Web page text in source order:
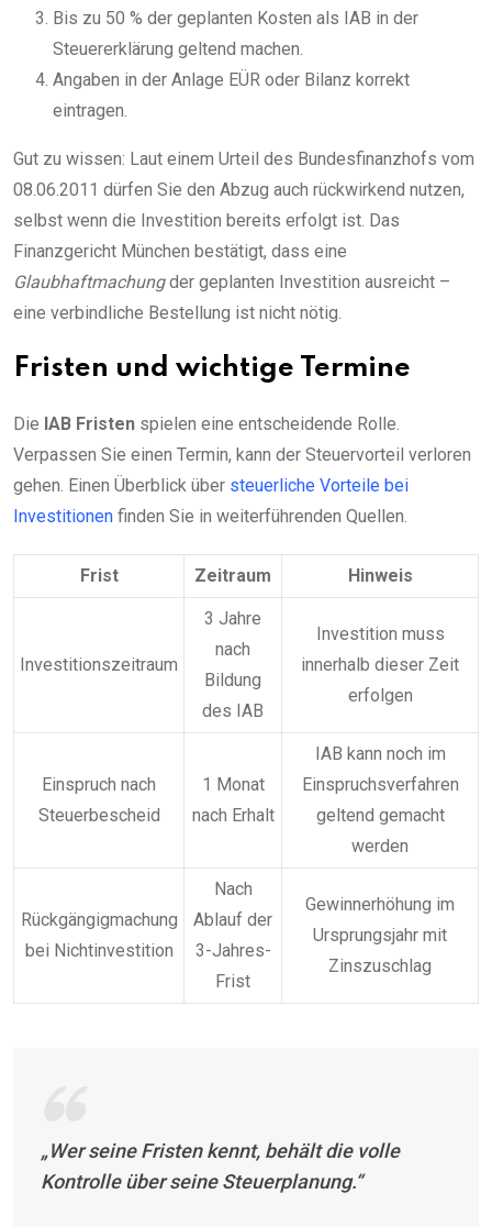
Bis zu 50 % der geplanten Kosten als IAB in der
Steuererklärung geltend machen.
Angaben in der Anlage EÜR oder Bilanz korrekt
eintragen.
Gut zu wissen: Laut einem Urteil des Bundesfinanzhofs vom
08.06.2011 dürfen Sie den Abzug auch rückwirkend nutzen,
selbst wenn die Investition bereits erfolgt ist. Das
Finanzgericht München bestätigt, dass eine
Glaubhaftmachungder geplanten Investition ausreicht –
eine verbindliche Bestellung ist nicht nötig.
Fristen und wichtige Termine
Die IAB Fristen spielen eine entscheidende Rolle.
Verpassen Sie einen Termin, kann der Steuervorteil verloren
gehen. Einen Überblick über steuerliche Vorteile bei
Investitionen finden Sie in weiterführenden Quellen.
Frist Zeitraum Hinweis
Investitionszeitraum
3 Jahre
nach
Bildung
des IAB
Investition muss
innerhalb dieser Zeit
erfolgen
Einspruch nach
Steuerbescheid
1 Monat
nach Erhalt
IAB kann noch im
Einspruchsverfahren
geltend gemacht
werden
Rückgängigmachung
bei Nichtinvestition
Nach
Ablauf der
3-Jahres-
Frist
Gewinnerhöhung im
Ursprungsjahr mit
Zinszuschlag
„Wer seine Fristen kennt, behält die volle
Kontrolle über seine Steuerplanung.“